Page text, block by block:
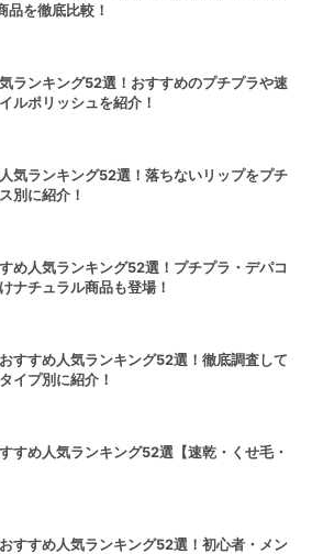
品を徹底比較！
ランキング52選！おすすめのプチプラや速
ルポリッシュを紹介！
気ランキング52選！落ちないリップをプチ
別に紹介！
め人気ランキング52選！プチプラ・デパコ
ナチュラル商品も登場！
すすめ人気ランキング52選！徹底調査して
イプ別に紹介！
すめ人気ランキング52選【速乾・くせ毛・
すすめ人気ランキング52選！初心者・メン